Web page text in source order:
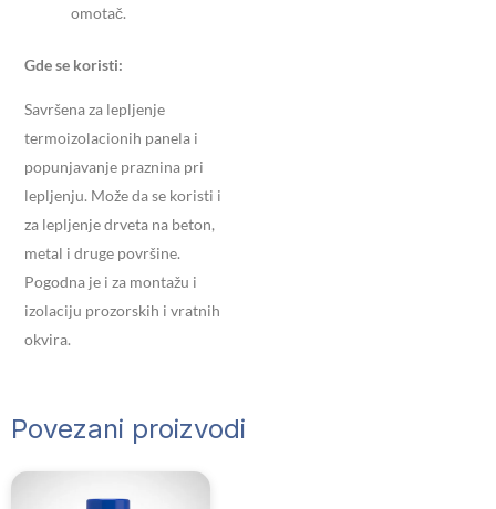
omotač.
Gde se koristi:
Savršena za lepljenje
termoizolacionih panela i
popunjavanje praznina pri
lepljenju. Može da se koristi i
za lepljenje drveta na beton,
metal i druge površine.
Pogodna je i za montažu i
izolaciju prozorskih i vratnih
okvira.
Povezani proizvodi